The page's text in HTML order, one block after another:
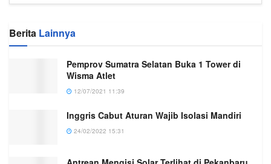
Berita Lainnya
Pemprov Sumatra Selatan Buka 1 Tower di
Wisma Atlet
12/07/2021 11:39
Inggris Cabut Aturan Wajib Isolasi Mandiri
24/02/2022 15:31